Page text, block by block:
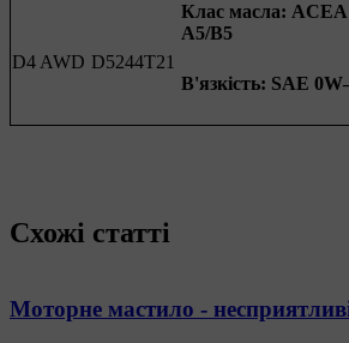
D4 AWD D5244T21
Клас масла: ACEA
A5/B5
В'язкість: SAE
Схожі статті
Моторне мастило -